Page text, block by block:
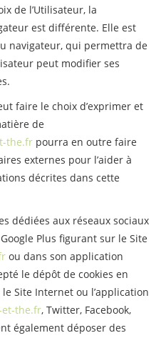
de l’Utilisateur, la
est différente. Elle est
navigateur, qui permettra de
peut modifier ses
faire le choix d’exprimer et
de
the.fr pourra en outre faire
externes pour l’aider à
décrites dans cette
dédiées aux réseaux sociaux
Plus figurant sur le Site
ou dans son application
le dépôt de cookies en
Site Internet ou l’application
the.fr, Twitter, Facebook,
également déposer des